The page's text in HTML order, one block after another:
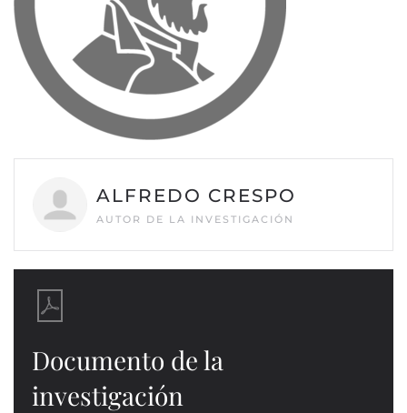
ALFREDO CRESPO
AUTOR DE LA INVESTIGACIÓN
Documento de la
investigación